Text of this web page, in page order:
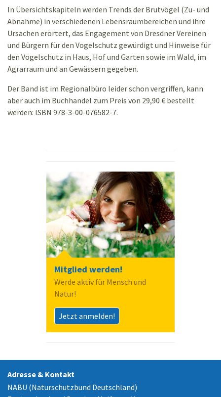
In Übersichtskapiteln werden Trends der Brutvögel (Zu- und
Abnahme) in verschiedenen Lebensraumbereichen und ihre
Ursachen erörtert, das Engagement von Dresdner Vereinen
und Bürgern für den Vogelschutz gewürdigt und Hinweise für
den Vogelschutz in Haus, Hof und Garten sowie im Wald, im
Agrarraum und an Gewässern gegeben.
Der Band ist im Regionalbüro leider schon vergriffen, kann
aber auch im Buchhandel zum Preis von 29,90 € bestellt
werden: ISBN 978-3-00-076582-7.
Mitglied werden!
Werde aktiv für Mensch und
Natur!
Jetzt anmelden!
Adresse & Kontakt
NABU (Naturschutzbund Deutschland)